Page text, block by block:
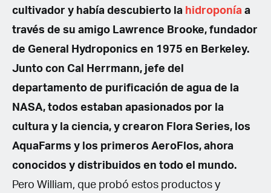
cultivador y había descubierto la hidroponía a
través de su amigo Lawrence Brooke, fundador
de General Hydroponics en 1975 en Berkeley.
Junto con Cal Herrmann, jefe del
departamento de purificación de agua de la
NASA, todos estaban apasionados por la
cultura y la ciencia, y crearon Flora Series, los
AquaFarms y los primeros AeroFlos, ahora
conocidos y distribuidos en todo el mundo.
Pero William, que probó estos productos y